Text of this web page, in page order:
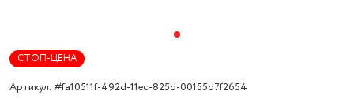
СТОП-ЦЕНА
Артикул: #fa10511f-492d-11ec-825d-00155d7f2654